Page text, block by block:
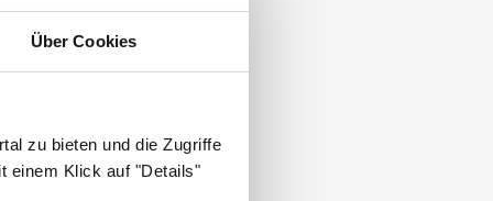
Über Cookies
zu bieten und die Zugriffe
einem Klick auf "Details"